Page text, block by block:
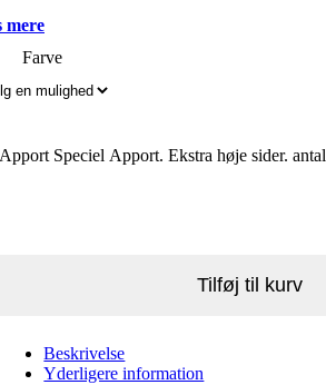
mere
Farve
Speciel Apport. Ekstra høje sider. antal
Tilføj til kurv
Beskrivelse
Yderligere information